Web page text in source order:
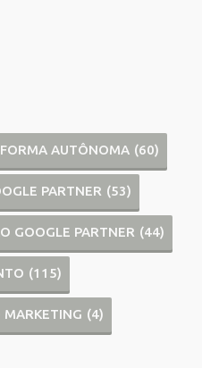
AUTÔNOMA (60)
PARTNER (53)
GOOGLE PARTNER (44)
(115)
MARKETING (4)